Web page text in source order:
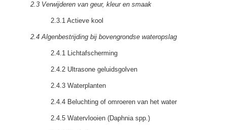
2.3 Verwijderen van geur, kleur en smaak
2.3.1 Actieve kool
2.4 Algenbestrijding bij bovengrondse wateropslag
2.4.1 Lichtafscherming
2.4.2 Ultrasone geluidsgolven
2.4.3 Waterplanten
2.4.4 Beluchting of omroeren van het water
2.4.5 Watervlooien (Daphnia spp.)